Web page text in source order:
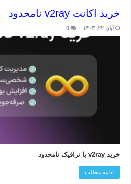
خرید اکانت v2ray نامحدود
آبان ۲۲, ۱۴۰۳ 0
خرید v2ray با ترافیک نامحدود
ادامه مطلب